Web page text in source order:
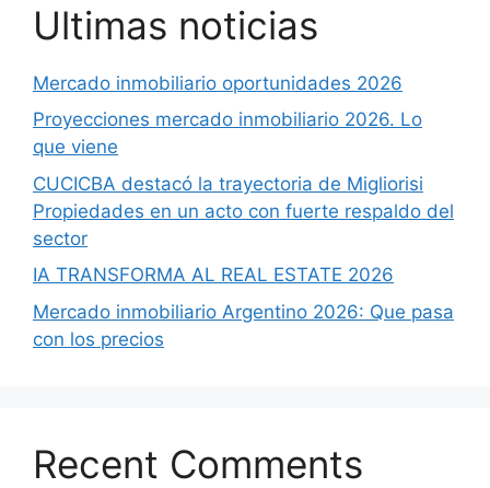
Ultimas noticias
Mercado inmobiliario oportunidades 2026
Proyecciones mercado inmobiliario 2026. Lo
que viene
CUCICBA destacó la trayectoria de Migliorisi
Propiedades en un acto con fuerte respaldo del
sector
IA TRANSFORMA AL REAL ESTATE 2026
Mercado inmobiliario Argentino 2026: Que pasa
con los precios
Recent Comments